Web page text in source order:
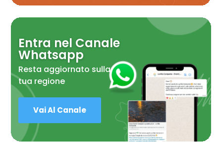
Entra nel Canale
Whatsapp
Resta aggiornato sulla
tua regione
Vai Al Canale